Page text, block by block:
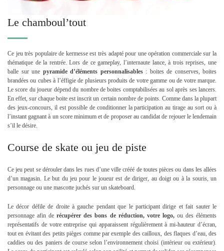
Le chamboul’tout
Ce jeutrès populaire de kermesse est très adapté pour une opération commerciale sur la
thématique de la rentrée. Lors de ce gameplay, l’internaute lance, à trois reprises, une
balle sur une pyramide d’éléments personnalisables: boites de conserves, boites
brandées ou cubes à l’éffigie de plusieurs produits de votre gamme ou de votre marque.
Le score du joueur dépend du nombre de boites comptabilisées au sol après ses lancers.
En effet, sur chaque boite est inscrit un certain nombre de points. Comme dans la plupart
des jeux-concours, il est possible de conditionner la participation au tirage au sort ou à
l’instant gagnant à un score minimum et de proposer au candidat de rejouer le lendemain
s’il le désire.
Course de skate ou jeu de piste
Ce jeu peut se dérouler dans les rues d’une ville crééé de toutes pièces ou dans les allées
d’un magasin. Le but du jeu pour le joueur est de diriger, au doigt ou à la souris, un
personnage ou une mascotte juchés sur un skateboard.
Le décor défile de droite à gauche pendant que le participant dirige et fait sauter le
personnage afin derécupérer des bons de réduction, votre logo,ou des éléments
représentatifs de votre entreprise qui apparaissent régulièrement à mi-hauteur d’écran,
tout en évitant des petits pièges comme par exemple des cailloux, des flaques d’eau, des
caddies ou des paniers de course selon l’environnement choisi (intérieur ou extérieur).